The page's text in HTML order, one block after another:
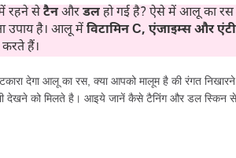
रहने सेटैनऔरडलहो गई है? ऐसे में आलू का रस
उपाय है। आलू मेंविटामिन C, एंजाइम्स और
हैं।
देगा आलू का रस, क्या आपको मालूम है की रंगत
देखने को मिलते है। आइये जानें कैसे टैनिंग और डल स्किन